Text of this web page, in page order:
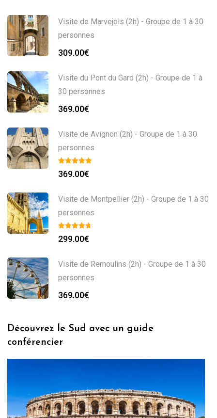
Visite de Marvejols (2h) - Groupe de 1 à 30
personnes
309.00€
Visite du Pont du Gard (2h) - Groupe de 1 à
30 personnes
369.00€
Visite de Avignon (2h) - Groupe de 1 à 30
personnes
369.00€
Visite de Montpellier (2h) - Groupe de 1 à 30
personnes
299.00€
Visite de Remoulins (2h) - Groupe de 1 à 30
personnes
369.00€
Découvrez le Sud avec un guide
conférencier